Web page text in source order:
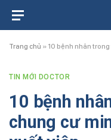
Trang chủ » 10 bệnh nhân trong
TIN MỚI DOCTOR
10 bệnh
chung cư